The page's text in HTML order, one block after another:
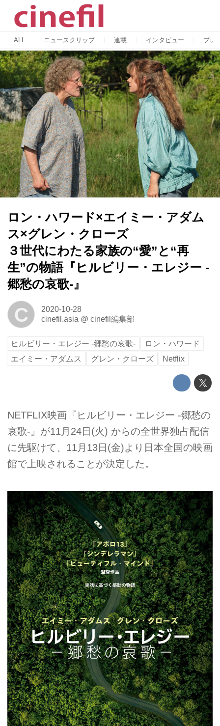
ALL ニュースクリップ 連載 インタビュー プレ
ロン・ハワード×エイミー・アダム
ス×グレン・クローズ
３世代にわたる家族の“愛”と“再
生”の物語『ヒルビリー・エレジー -
郷愁の哀歌-』
C
2020-10-28
cinefil.asia @ cinefil編集部
ヒルビリー・エレジー -郷愁の哀歌-
ロン・ハワード
エイミー・アダムス
グレン・クローズ Netflix
NETFLIX映画『ヒルビリー・エレジー -郷愁の
哀歌-』が11月24日(火) からの全世界独占配信
に先駆けて、11月13日(金)より日本全国の映画
館で上映されることが決定した。